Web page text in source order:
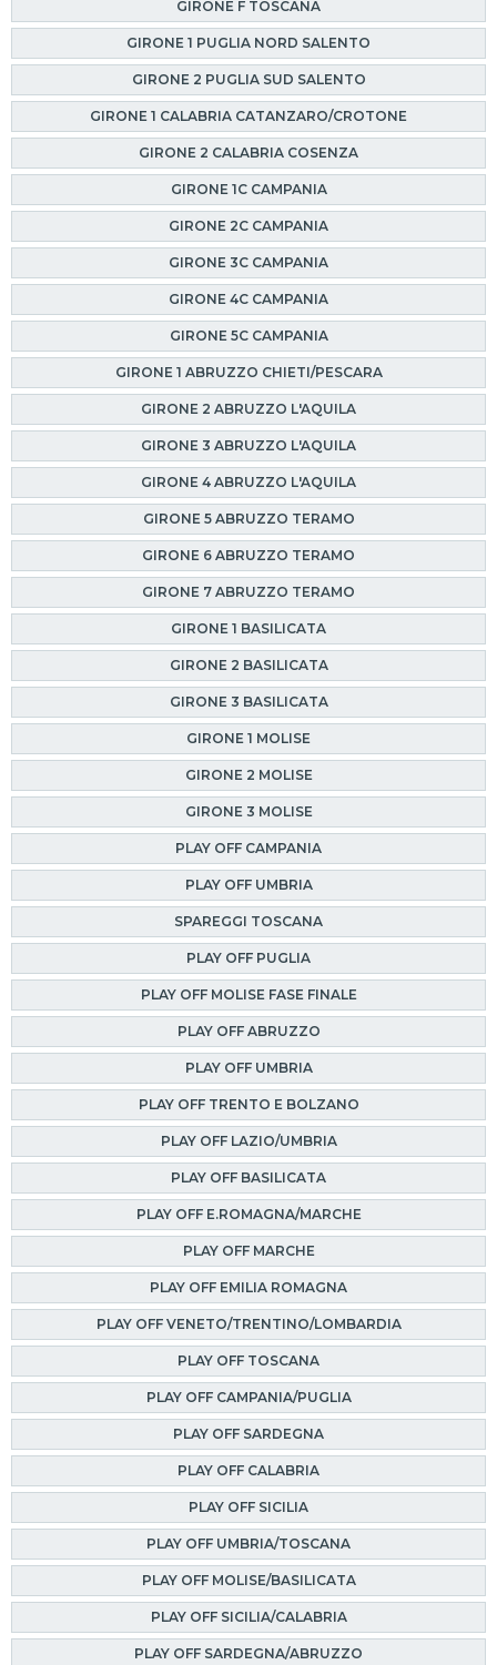
GIRONE F TOSCANA
GIRONE 1 PUGLIA NORD SALENTO
GIRONE 2 PUGLIA SUD SALENTO
GIRONE 1 CALABRIA CATANZARO/CROTONE
GIRONE 2 CALABRIA COSENZA
GIRONE 1C CAMPANIA
GIRONE 2C CAMPANIA
GIRONE 3C CAMPANIA
GIRONE 4C CAMPANIA
GIRONE 5C CAMPANIA
GIRONE 1 ABRUZZO CHIETI/PESCARA
GIRONE 2 ABRUZZO L'AQUILA
GIRONE 3 ABRUZZO L'AQUILA
GIRONE 4 ABRUZZO L'AQUILA
GIRONE 5 ABRUZZO TERAMO
GIRONE 6 ABRUZZO TERAMO
GIRONE 7 ABRUZZO TERAMO
GIRONE 1 BASILICATA
GIRONE 2 BASILICATA
GIRONE 3 BASILICATA
GIRONE 1 MOLISE
GIRONE 2 MOLISE
GIRONE 3 MOLISE
PLAY OFF CAMPANIA
PLAY OFF UMBRIA
SPAREGGI TOSCANA
PLAY OFF PUGLIA
PLAY OFF MOLISE FASE FINALE
PLAY OFF ABRUZZO
PLAY OFF UMBRIA
PLAY OFF TRENTO E BOLZANO
PLAY OFF LAZIO/UMBRIA
PLAY OFF BASILICATA
PLAY OFF E.ROMAGNA/MARCHE
PLAY OFF MARCHE
PLAY OFF EMILIA ROMAGNA
PLAY OFF VENETO/TRENTINO/LOMBARDIA
PLAY OFF TOSCANA
PLAY OFF CAMPANIA/PUGLIA
PLAY OFF SARDEGNA
PLAY OFF CALABRIA
PLAY OFF SICILIA
PLAY OFF UMBRIA/TOSCANA
PLAY OFF MOLISE/BASILICATA
PLAY OFF SICILIA/CALABRIA
PLAY OFF SARDEGNA/ABRUZZO